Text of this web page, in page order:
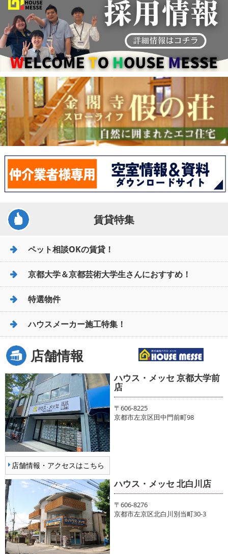
賃貸特集
ペット相談OKの賃貸！
京都大学＆京都芸術大学生さんにおすすめ！
特選物件
ハウスメーカー施工特集！
店舗情報
店舗情報・アクセスはこちら
ハウス・メッセ 京都大学前
店
〒606-8225
京都市左京区田中門前町98
ハウス・メッセ 北白川店
〒606-8276
京都市左京区北白川別当町30-3